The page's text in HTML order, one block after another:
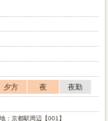
夕方 夜
夜勤
：京都駅周辺【001】